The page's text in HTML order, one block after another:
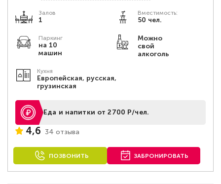
Залов
1
Вместимость:
50 чел.
Паркинг
на 10
машин
Можно
свой
алкоголь
Кухня
Европейская, русская,
грузинская
Еда и напитки от 2700 Р/чел.
4,6 34 отзыва
ПОЗВОНИТЬ ЗАБРОНИРОВАТЬ